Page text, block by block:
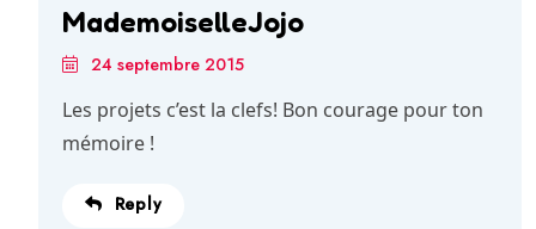
MademoiselleJojo
24 septembre 2015
Les projets c’est la clefs! Bon courage pour ton
mémoire !
Reply